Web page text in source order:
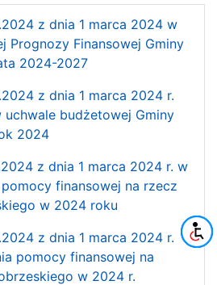
z dnia 1 marca 2024 w
Prognozy Finansowej Gminy
2024-2027
z dnia 1 marca 2024 r.
budżetowej Gminy
2024
z dnia 1 marca 2024 r. w
finansowej na rzecz
w 2024 roku
z dnia 1 marca 2024 r.
pomocy finansowej na
w 2024 r.